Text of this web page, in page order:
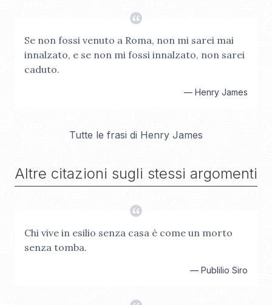
Se non fossi venuto a Roma, non mi sarei mai
innalzato, e se non mi fossi innalzato, non sarei
caduto.
— Henry James
Tutte le frasi di Henry James
Altre citazioni sugli stessi argomenti
Chi vive in esilio senza casa è come un morto
senza tomba.
— Publilio Siro